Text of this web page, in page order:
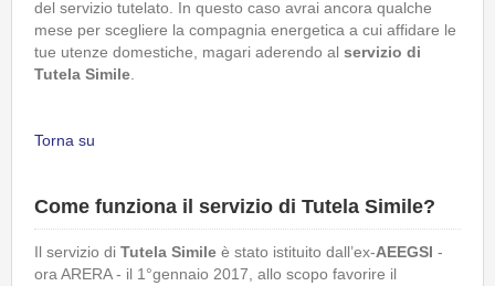
del servizio tutelato. In questo caso avrai ancora qualche
mese per scegliere la compagnia energetica a cui affidare le
tue utenze domestiche, magari aderendo al servizio di
Tutela Simile
Torna su
Come funziona il servizio di Tutela Simile?
Il servizio di Tutela Simile è stato istituito dall’ex-AEEGSI -
ora ARERA - il 1°gennaio 2017, allo scopo favorire il